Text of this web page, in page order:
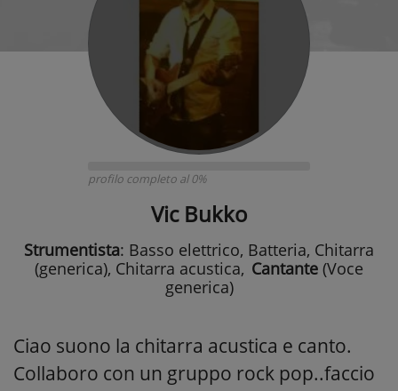
profilo completo al 0%
Vic Bukko
Strumentista: Basso elettrico, Batteria, Chitarra
(generica), Chitarra acustica, Cantante (Voce
generica)
Ciao suono la chitarra acustica e canto.
Collaboro con un gruppo rock pop..faccio